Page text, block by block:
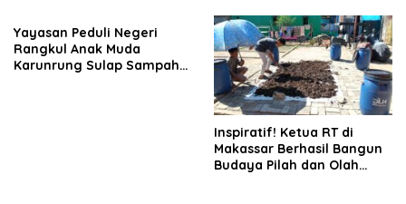
Yayasan Peduli Negeri
Rangkul Anak Muda
Karunrung Sulap Sampah
Inspiratif! Ketua RT di
Makassar Berhasil Bangun
Budaya Pilah dan Olah